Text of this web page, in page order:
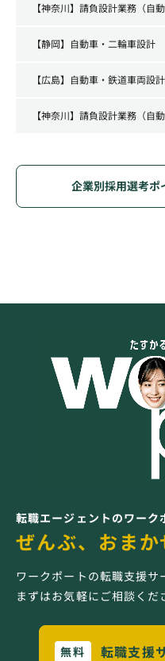
【神奈川】請負設計業務（自
【静岡】自動車・二輪車設計
【広島】自動車・鉄道車両設計
【神奈川】請負設計業務（自
企業別採用選考ポ
転職エージェントのワーク
ぜんぶ、おまか
ワークポートの転職支援サ
まずはお気軽にご相談くだ
無料 転職支援